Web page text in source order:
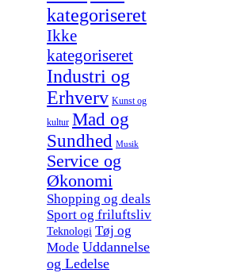
kategoriseret
Ikke
kategoriseret
Industri og
Erhverv Kunst og
kultur Mad og
Sundhed Musik
Service og
Økonomi
Shopping og deals
Sport og friluftsliv
Teknologi Tøj og
Mode Uddannelse
og Ledelse